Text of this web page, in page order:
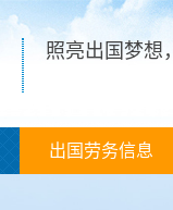
照亮出国梦想，
出国劳务信息